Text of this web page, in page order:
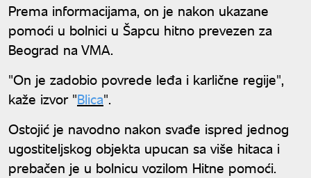
Prema informacijama, on je nakon ukazane
pomoći u bolnici u Šapcu hitno prevezen za
Beograd na VMA.
"On je zadobio povrede leđa i karlične regije",
kaže izvor "Blica".
Ostojić je navodno nakon svađe ispred jednog
ugostiteljskog objekta upucan sa više hitaca i
prebačen je u bolnicu vozilom Hitne pomoći.